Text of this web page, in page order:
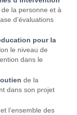
la personne et à
d’évaluations
pour la
le niveau de
dans le
de la
dans son projet
et l’ensemble des